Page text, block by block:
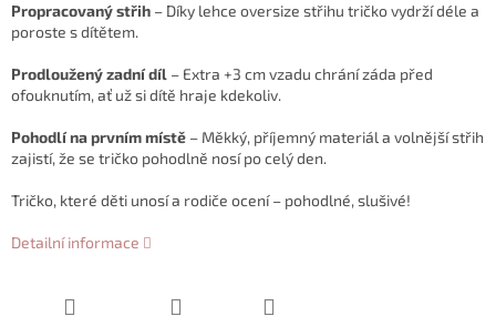
Propracovaný střih – Díky lehce oversize střihu tričko vydrží déle a
poroste s dítětem.
Prodloužený zadní díl – Extra +3 cm vzadu chrání záda před
ofouknutím, ať už si dítě hraje kdekoliv.
Pohodlí na prvním místě – Měkký, příjemný materiál a volnější střih
zajistí, že se tričko pohodlně nosí po celý den.
Tričko, které děti unosí a rodiče ocení – pohodlné, slušivé!
Detailní informace